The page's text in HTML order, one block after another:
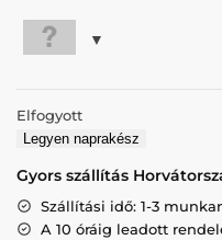
Elfogyott
Legyen naprakész
Gyors szállítás
Szállítási idő: 1-3
A 10 óráig leadott